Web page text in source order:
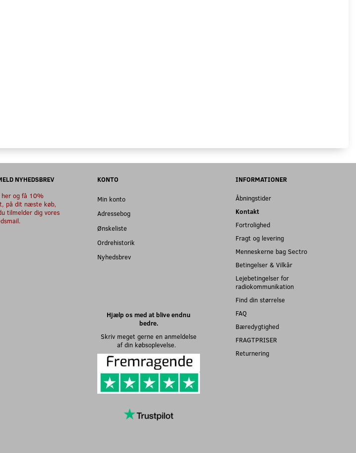
NYHEDSBREV
her og få 10%
på dit næste køb,
tilmelder dig vores
KONTO
Min konto
Adressebog
Ønskeliste
Ordrehistorik
Nyhedsbrev
Hjælp os med at blive endnu
bedre.
Skriv meget gerne en anmeldelse
af din købsoplevelse.
INFORMATIONER
Åbningstider
Kontakt
Fortrolighed
Fragt og levering
Menneskerne bag Sectro
Betingelser & Vilkår
Lejebetingelser for
radiokommunikation
Find din størrelse
FAQ
Bæredygtighed
FRAGTPRISER
Returnering